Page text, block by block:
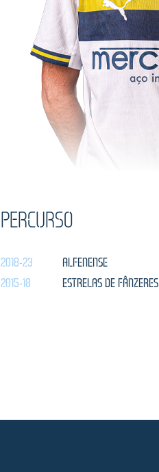
PERCURSO
2018-23
ALFENENSE
2015-18
ESTRELAS DE FÂNZERES